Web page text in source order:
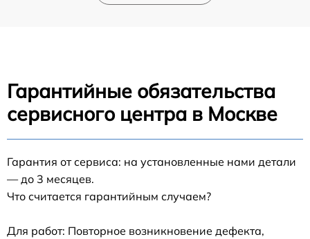
Гарантийные обязательства
сервисного центра в Москве
Гарантия от сервиса: на установленные нами детали
— до 3 месяцев.
Что считается гарантийным случаем?
Для работ: Повторное возникновение дефекта,